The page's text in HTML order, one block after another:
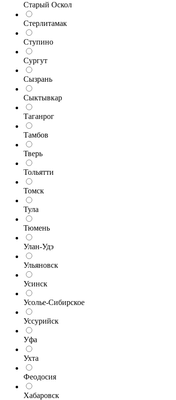
Старый Оскол
Стерлитамак
Ступино
Сургут
Сызрань
Сыктывкар
Таганрог
Тамбов
Тверь
Тольятти
Томск
Тула
Тюмень
Улан-Удэ
Ульяновск
Усинск
Усолье-Сибирское
Уссурийск
Уфа
Ухта
Феодосия
Хабаровск